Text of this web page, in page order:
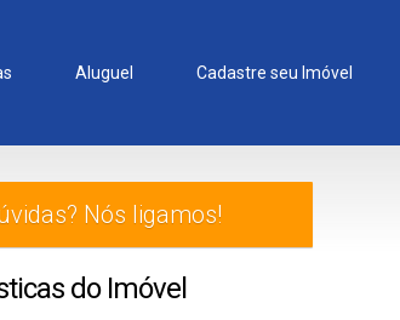
Cadastre seu Imóvel
Aluguel
Nós ligamos!
do Imóvel